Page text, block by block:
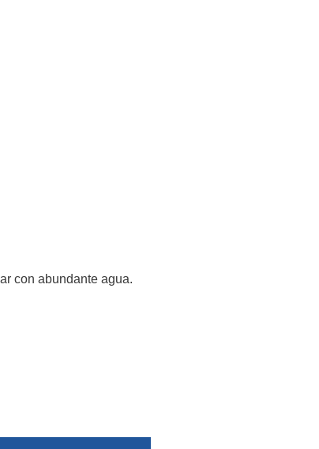
con abundante agua.